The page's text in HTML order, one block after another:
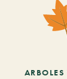
ARBOLES